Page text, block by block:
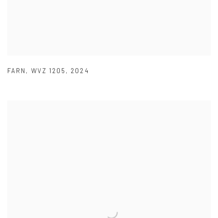
FARN , WVZ 1205 , 2024